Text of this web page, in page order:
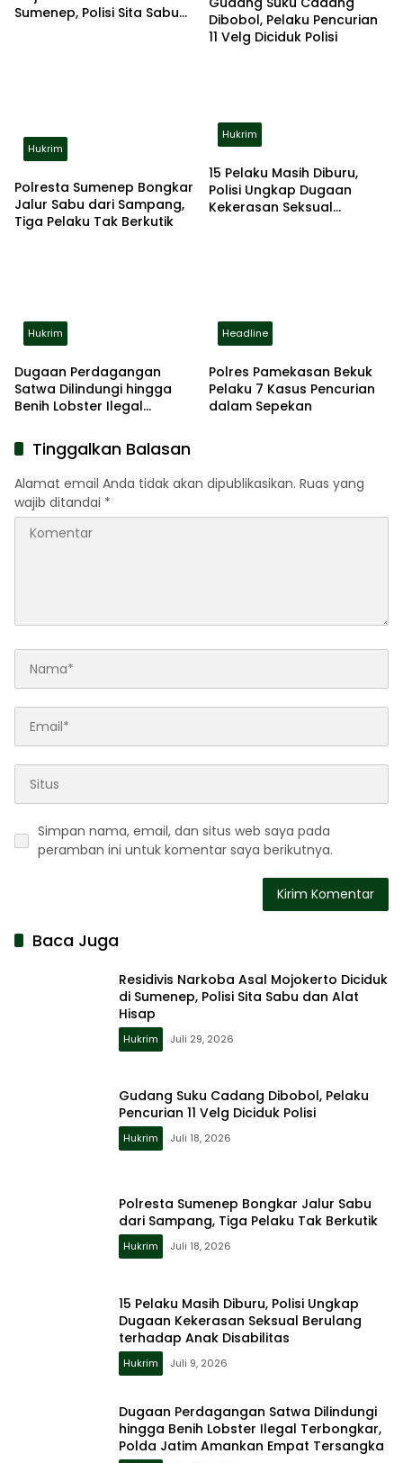
Sumenep, Polisi Sita Sabu
Dibobol, Pelaku Pencurian
11 Velg Diciduk Polisi
Hukrim
Polresta Sumenep Bongkar
Jalur Sabu dari Sampang,
Tiga Pelaku Tak Berkutik
Hukrim
15 Pelaku Masih Diburu,
Polisi Ungkap Dugaan
Kekerasan Seksual
Hukrim
Dugaan Perdagangan
Satwa Dilindungi hingga
Benih Lobster Ilegal
Amankan Empat
Tersangka
Headline
Polres Pamekasan Bekuk
Pelaku 7 Kasus Pencurian
dalam Sepekan
Tinggalkan Balasan
Alamat email Anda tidak akan dipublikasikan. Ruas yang
wajib ditandai *
Simpan nama, email, dan situs web saya pada
peramban ini untuk komentar saya berikutnya.
Baca Juga
Residivis Narkoba Asal Mojokerto Diciduk
di Sumenep, Polisi Sita Sabu dan Alat
Hisap
Hukrim Juli 29, 2026
Gudang Suku Cadang Dibobol, Pelaku
Pencurian 11 Velg Diciduk Polisi
Hukrim Juli 18, 2026
Polresta Sumenep Bongkar Jalur Sabu
dari Sampang, Tiga Pelaku Tak Berkutik
Hukrim Juli 18, 2026
15 Pelaku Masih Diburu, Polisi Ungkap
Dugaan Kekerasan Seksual Berulang
terhadap Anak Disabilitas
Hukrim Juli 9, 2026
Dugaan Perdagangan Satwa Dilindungi
hingga Benih Lobster Ilegal Terbongkar,
Polda Jatim Amankan Empat Tersangka